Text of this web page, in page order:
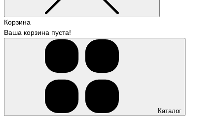
Корзина
Ваша корзина пуста!
Каталог